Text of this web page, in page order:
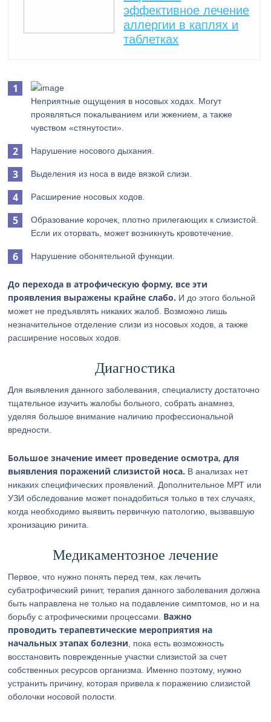
эффективное лечение
аллергии в каплях и
таблетках
Неприятные ощущения в носовых ходах. Могут
проявляться покалыванием или жжением, а также
чувством «стянутости».
Нарушение носового дыхания.
Выделения из носа в виде вязкой слизи.
Расширение носовых ходов.
Образование корочек, плотно прилегающих к слизистой.
Если их оторвать, может возникнуть кровотечение.
Нарушение обонятельной функции.
До перехода в атрофическую форму, все эти
проявления выражены крайне слабо. И до этого больной
может не предъявлять никаких жалоб. Возможно лишь
незначительное отделение слизи из носовых ходов, а также
расширение носовых ходов.
Диагностика
Для выявления данного заболевания, специалисту достаточно
тщательное изучить жалобы больного, собрать анамнез,
уделяя большое внимание наличию профессиональной
вредности.
Большое значение имеет проведение осмотра, для
выявления поражений слизистой носа. В анализах нет
никаких специфических проявлений. Дополнительное МРТ или
УЗИ обследование может понадобиться только в тех случаях,
когда необходимо выявить первичную патологию, вызвавшую
хронизацию ринита.
Медикаментозное лечение
Первое, что нужно понять перед тем, как лечить
субатрофический ринит, терапия данного заболевания должна
быть направлена не только на подавление симптомов, но и на
борьбу с атрофическими процессами. Важно
проводить терапевтические мероприятия на
начальных этапах болезни , пока есть возможность
восстановить поврежденные участки слизистой за счет
собственных ресурсов организма. Именно поэтому, нужно
устранить причину, которая привела к поражению слизистой
оболочки носовой полости.